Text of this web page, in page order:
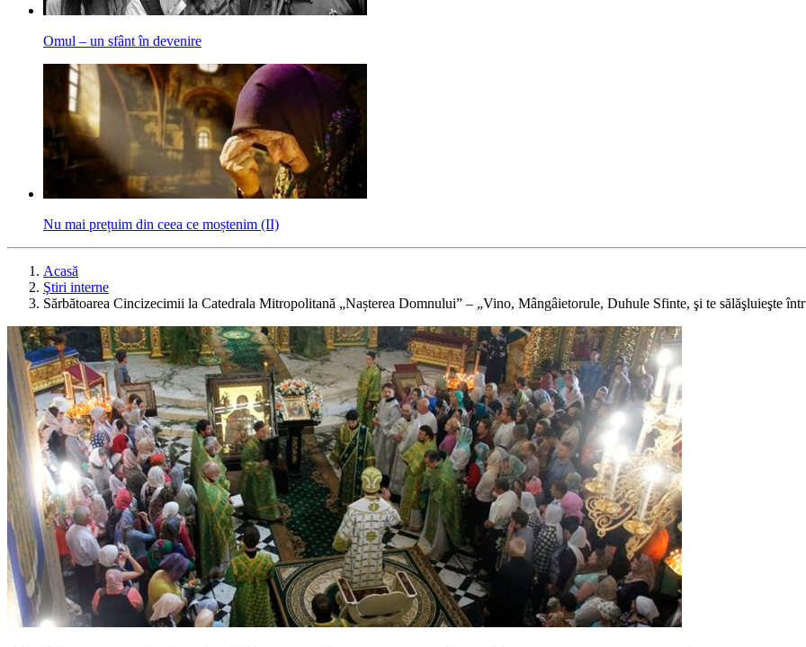
Omul – un sfânt în devenire
Nu mai prețuim din ceea ce moștenim (II)
Acasă
Ştiri interne
Sărbătoarea Cincizecimii la Catedrala Mitropolitană „Nașterea Domnului” – „Vino, Mângâietorule, Duhule Sfinte, şi te sălăşluieşte